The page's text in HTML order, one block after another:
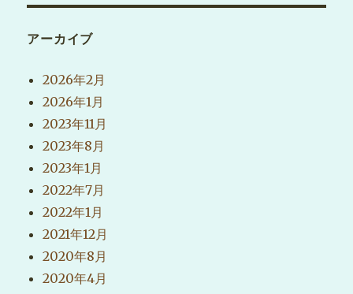
アーカイブ
2026年2月
2026年1月
2023年11月
2023年8月
2023年1月
2022年7月
2022年1月
2021年12月
2020年8月
2020年4月